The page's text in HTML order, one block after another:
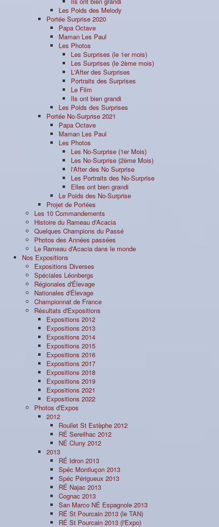
Les Poids des Melody
Portée Surprise 2020
Papa Octave
Maman Les Paul
Les Photos
Les Surprises (le 1er mois)
Les Surprises (le 2ème mois)
L'After des Surprises
Portraits des Surprises
Le Film
Ils ont bien grandi
Les Poids des Surprises
Portée No-Surprise 2021
Papa Octave
Maman Les Paul
Les Photos
Les No-Surprise (1er Mois)
Les No-Surprise (2ème Mois)
l'After des No Surprise
Les Portraits des No-Surprise
Elles ont bien grandi
Le Poids des No-Surprise
Projet de Portées
Les 10 Commandements
Histoire du Rameau d'Acacia
Quelques Champions du Passé
Photos des Années passées
Le Rameau d'Acacia dans le monde
Nos Expositions
Expositions Diverses
Spéciales Léonbergs
Régionales d'Élevage
Nationales d'Élevage
Championnat de France
Résultats d'Expositions
Expositions 2012
Expositions 2013
Expositions 2014
Expositions 2015
Expositions 2016
Expositions 2017
Expositions 2018
Expositions 2019
Expositions 2021
Expositions 2022
Photos d'Expos
2012
Roullet St Estèphe 2012
RÉ Sereilhac 2012
NÉ Cluny 2012
2013
RÉ Idron 2013
Spéc Montluçon 2013
Spéc Périgueux 2013
RÉ Najac 2013
Cognac 2013
San Marco NÉ Espagnole 2013
RÉ St Pourcain 2013 (le TAN)
RÉ St Pourcain 2013 (l'Expo)